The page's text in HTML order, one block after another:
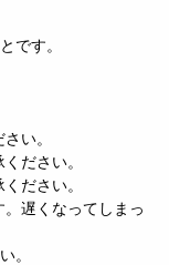
です。
い。
ださい。
ださい。
遅くなってしまっ
。